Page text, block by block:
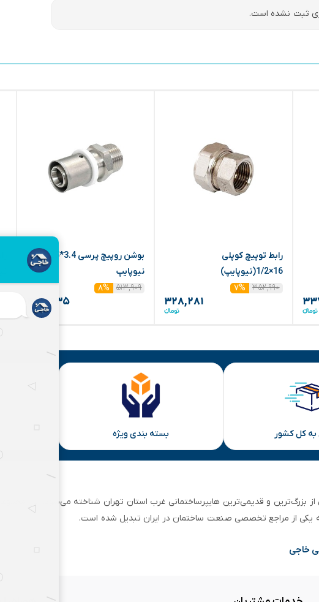
ثبت نشده است.
رابط توپیچ کوپلی
16×1/2(نیوپایپ)
۳۵۲,۹۹۰
۷%
۳۲۸,۲۸۱
بوشن روپیچ پرسی 3.4*25
نیوپایپ
۵۱۳,۹۰۹
۸%
۴۷۷,۹۳۵
به کل کشور بسته بندی ویژه
درخشان، به عنوان یکی از بزرگ‌ترین و قدیمی‌ترین هایپرساختمانی‌ غرب استان تهران شناخته می‌شود. این
به یکی از مراجع تخصصی صنعت ساختمان در ایران تبدیل شده است.
خاجی